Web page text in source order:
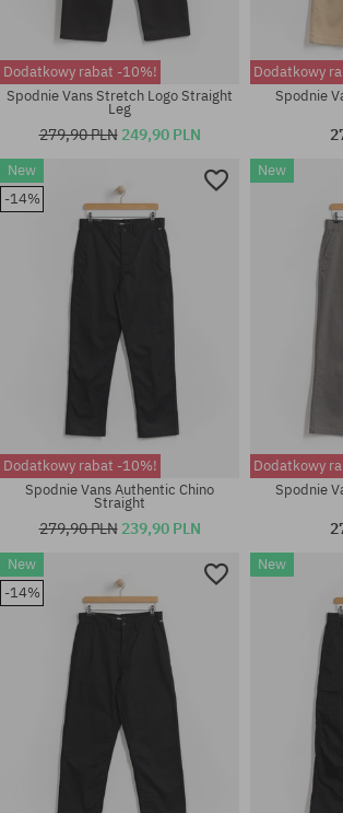
Dostępne rozmiary:
M; L; XL
Dostępne
Dostępne rozmiary:
S; M; L; XL
Dodatkowy rabat -10%!
Spodnie Vans Stretch Logo Straight
Leg
279,90 PLN 249,90 PLN
Dostępne
31X32;
Dodatkowy
Spodnie
New
-14%
Dodatkowy rabat -10%!
Spodnie Vans Authentic Chino
Straight
279,90 PLN 239,90 PLN
New
Dodatkowy
Spodnie
New
-14%
New